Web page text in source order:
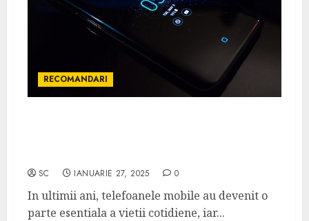
RECOMANDARI
SC IANUARIE 27, 2025 0
In ultimii ani, telefoanele mobile au devenit o
parte esentiala a vietii cotidiene, iar...